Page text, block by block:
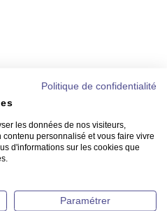
Politique de confidentialité
les données de nos visiteurs,
personnalisé et vous faire vivre
d'informations sur les cookies que
Paramétrer